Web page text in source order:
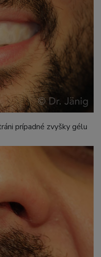
prípadné zvyšky gélu